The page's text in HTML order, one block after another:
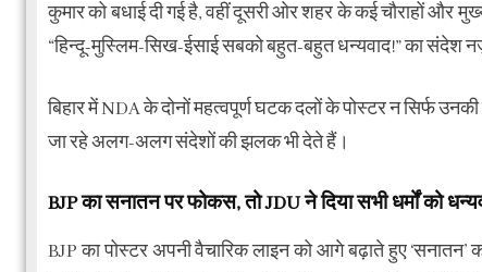
कुमार को बधाई दी गई है, वहीं दूसरी ओर शहर के कई चौराहों और
“हिन्दू-मुस्लिम-सिख-ईसाई सबको बहुत-बहुत धन्यवाद!” का संदेश
बिहार में NDA के दोनों महत्वपूर्ण घटक दलों के पोस्टर न सिर्फ
जा रहे अलग-अलग संदेशों की झलक भी देते हैं।
BJP का सनातन पर फोकस, तो JDU ने दिया सभी धर्मों को
BJP का पोस्टर अपनी वैचारिक लाइन को आगे बढ़ाते हुए